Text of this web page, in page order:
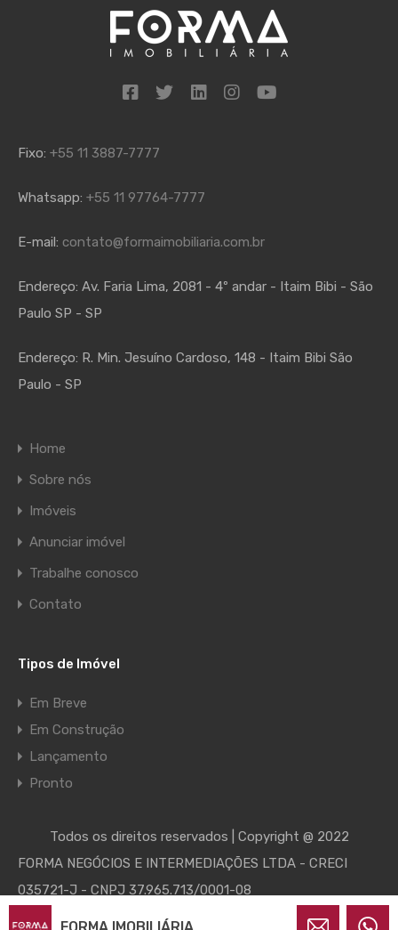
Fixo: +55 11 3887-7777
Whatsapp: +55 11 97764-7777
E-mail: contato@formaimobiliaria.com.br
Endereço: Av. Faria Lima, 2081 - 4º andar - Itaim Bibi - São
Paulo SP - SP
Endereço: R. Min. Jesuíno Cardoso, 148 - Itaim Bibi São
Paulo - SP
Home
Sobre nós
Imóveis
Anunciar imóvel
Trabalhe conosco
Contato
Tipos de Imóvel
Em Breve
Em Construção
Lançamento
Pronto
Todos os direitos reservados | Copyright @ 2022
FORMA NEGÓCIOS E INTERMEDIAÇÕES LTDA - CRECI
035721-J - CNPJ 37.965.713/0001-08
FORMA IMOBILIÁRIA